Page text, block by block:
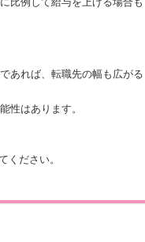
あれば、転職先の幅も広がる
性はあります。
ください。